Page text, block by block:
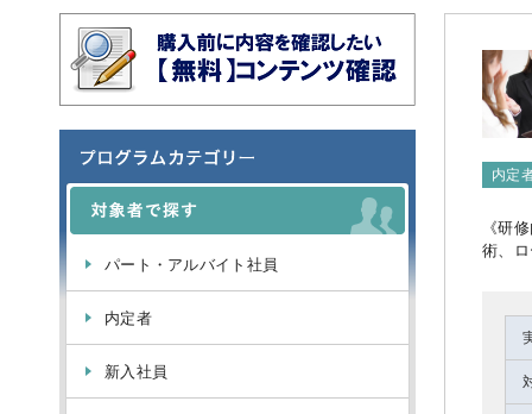
パート・アルバイト社員
内定者
新入社員
内定
《研
術、